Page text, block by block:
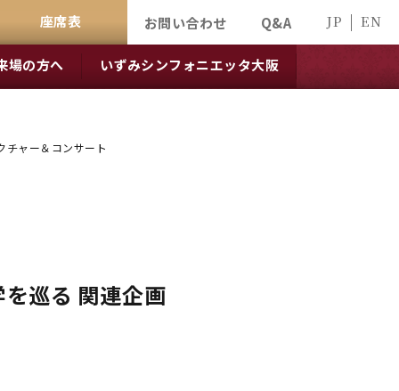
座席表 お問い合わせ Q&A JP EN
場の方へ いずみシンフォニエッタ大阪
チャー＆コンサート
巡る 関連企画